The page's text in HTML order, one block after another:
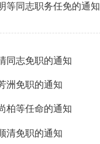
等同志职务任免的通知
同志免职的通知
洲免职的通知
柏等任命的通知
清免职的通知